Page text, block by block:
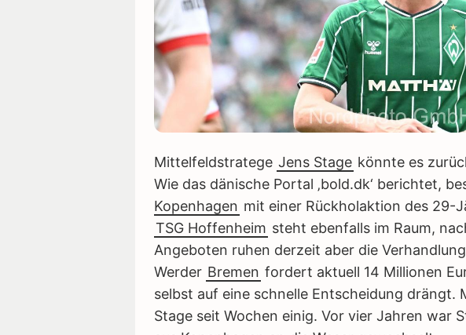
Mittelfeldstratege Jens Stage könnte es
Wie das dänische Portal ‚bold.dk‘ berichtet,
Kopenhagen mit einer Rückholaktion des 29-
TSG Hoffenheim steht ebenfalls im Raum,
Angeboten ruhen derzeit aber die
Werder Bremen fordert aktuell 14 Millionen
selbst auf eine schnelle Entscheidung drängt.
Stage seit Wochen einig. Vor vier Jahren war